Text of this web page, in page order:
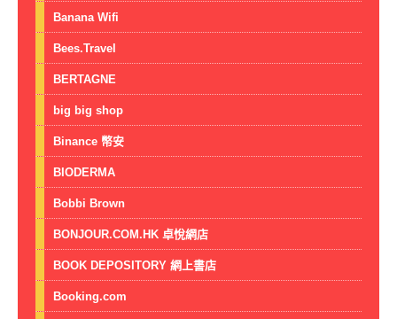
Banana Wifi
Bees.Travel
BERTAGNE
big big shop
Binance 幣安
BIODERMA
Bobbi Brown
BONJOUR.COM.HK 卓悅網店
BOOK DEPOSITORY 網上書店
Booking.com